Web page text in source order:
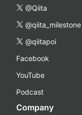
@Qiita
@qiita_milestone
@qiitapoi
Facebook
YouTube
Podcast
Company